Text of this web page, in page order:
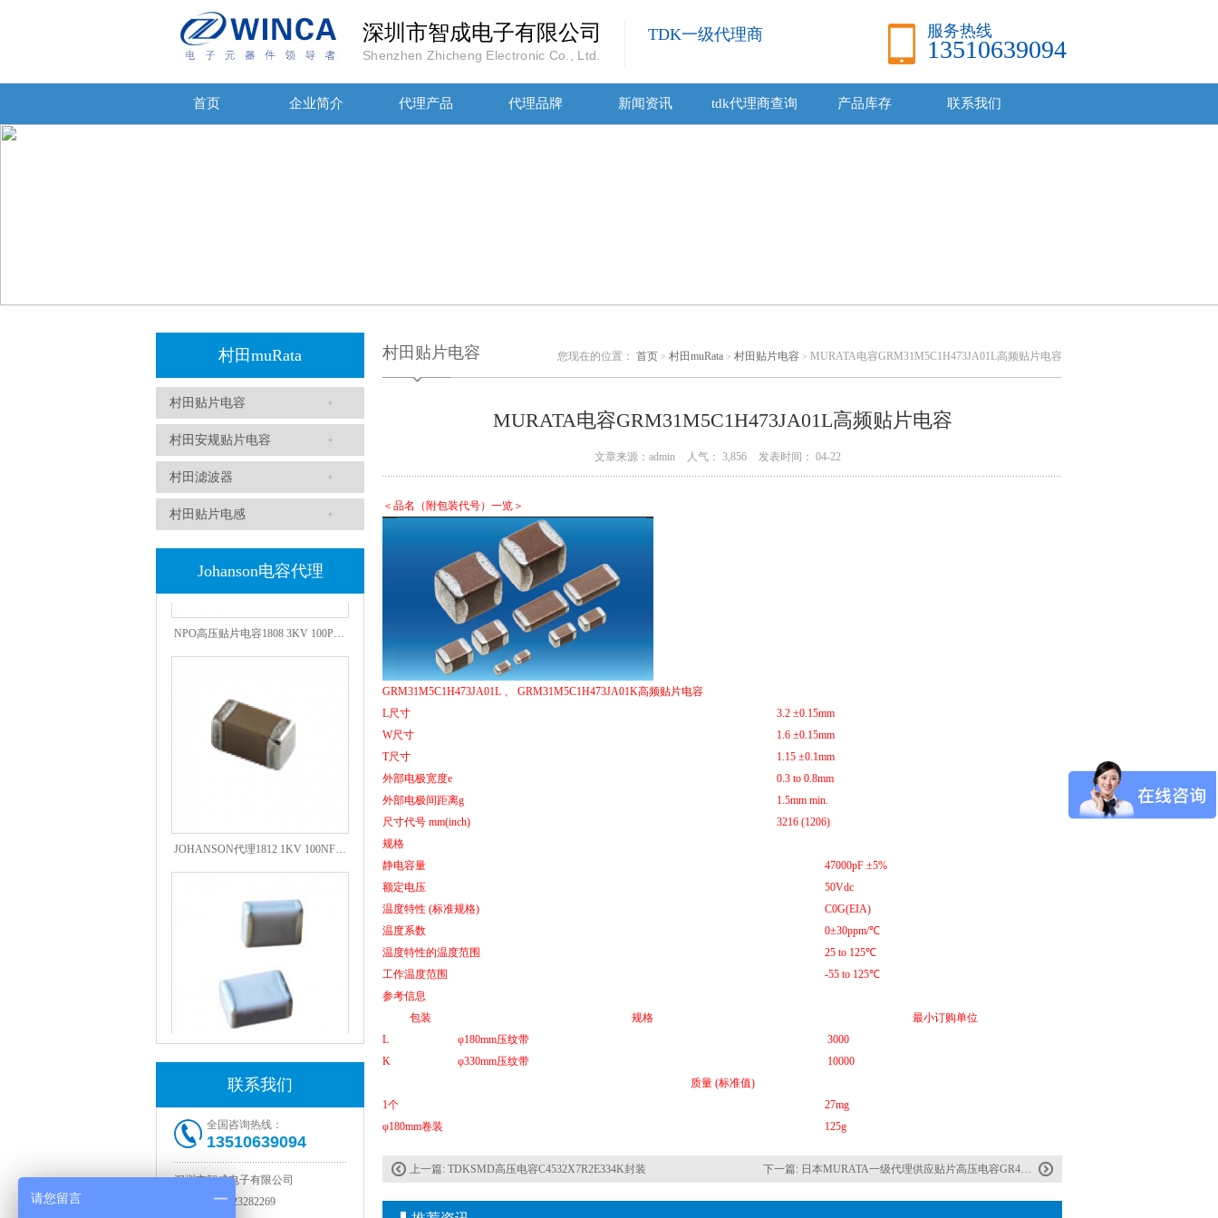
深圳市智成电子有限公司
Shenzhen Zhicheng Electronic Co., Ltd.
TDK一级代理商 服务热线
13510639094
首页 企业简介 代理产品 代理品牌 新闻资讯 tdk代理商查询 产品库存 联系我们
村田muRata
村田贴片电容
村田安规贴片电容
村田滤波器
村田贴片电感
Johanson电容代理
联系我们
全国咨询热线：
13510639094
深圳市智成电子有限公司
0755-23282269
村田贴片电容 您现在的位置： 首页 > 村田muRata > 村田贴片电容 > MURATA电容GRM31M5C1H473JA01L高频贴片电容
MURATA电容GRM31M5C1H473JA01L高频贴片电容
文章来源：admin 人气： 3,856 发表时间： 04-22
＜品名（附包装代号）一览＞
GRM31M5C1H473JA01L 、 GRM31M5C1H473JA01K高频贴片电容
L尺寸
3.2 ±0.15mm
W尺寸
1.6 ±0.15mm
T尺寸
1.15 ±0.1mm
外部电极宽度e
0.3 to 0.8mm
外部电极间距离g
1.5mm min.
尺寸代号 mm(inch)
3216 (1206)
规格
静电容量
47000pF ±5%
额定电压
50Vdc
温度特性 (标准规格)
C0G(EIA)
温度系数
0±30ppm/℃
温度特性的温度范围
25 to 125℃
工作温度范围
-55 to 125℃
参考信息
包装
规格
最小订购单位
L
φ180mm压纹带
3000
K
φ330mm压纹带
10000
质量 (标准值)
1个
27mg
φ180mm卷装
125g
上一篇: TDKSMD高压电容C4532X7R2E334K封装 下一篇: 日本MURATA一级代理供应贴片高压电容GR442QR73D152KW01L
请您留言